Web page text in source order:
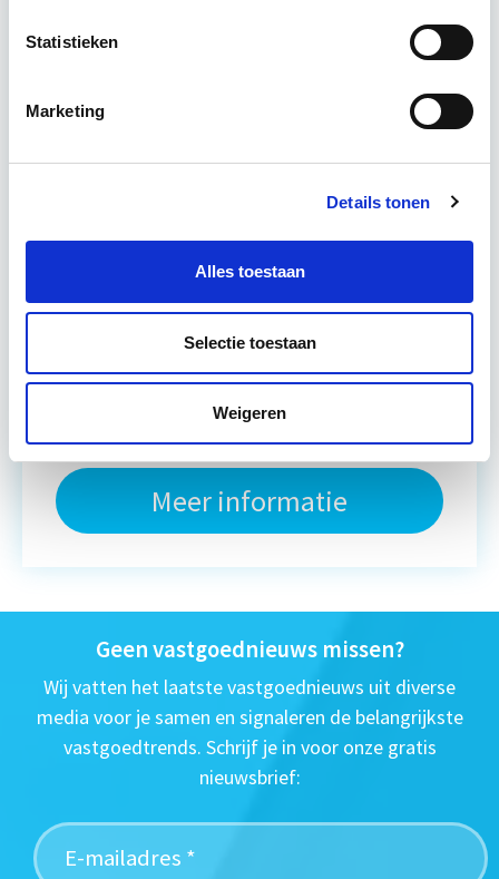
Statistieken
Marketing
Details tonen
Alles toestaan
Selectie toestaan
Weigeren
Leer hoe je problemen voorkomt én hoe je (helaas
zo goed mogelijk zelf kunt afhandelen. Klassikaal
en online…
14 lesdag(en)
4 uur per week
Eerstvolgende startdatum
wo 16 sep 2026 - Utrecht of Online
Meer informatie
Geen vastgoednieuws missen?
Wij vatten het laatste vastgoednieuws uit diverse
media voor je samen en signaleren de belangrijkste
vastgoedtrends. Schrijf je in voor onze gratis
nieuwsbrief: